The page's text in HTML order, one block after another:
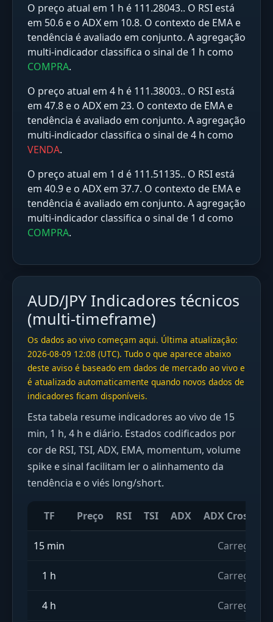
O preço atual em 1 h é 111.28043.. O RSI está
em 50.6 e o ADX em 10.8. O contexto de EMA e
tendência é avaliado em conjunto. A agregação
multi‑indicador classifica o sinal de 1 h como
COMPRA.
O preço atual em 4 h é 111.38003.. O RSI está
em 47.8 e o ADX em 23. O contexto de EMA e
tendência é avaliado em conjunto. A agregação
multi‑indicador classifica o sinal de 4 h como
VENDA.
O preço atual em 1 d é 111.51135.. O RSI está
em 40.9 e o ADX em 37.7. O contexto de EMA e
tendência é avaliado em conjunto. A agregação
multi‑indicador classifica o sinal de 1 d como
COMPRA.
AUD/JPY Indicadores técnicos
(multi-timeframe)
Os dados ao vivo começam aqui. Última atualização:
2026-08-09 12:08 (UTC). Tudo o que aparece abaixo
deste aviso é baseado em dados de mercado ao vivo e
é atualizado automaticamente quando novos dados de
indicadores ficam disponíveis.
Esta tabela resume indicadores ao vivo de 15
min, 1 h, 4 h e diário. Estados codificados por
cor de RSI, TSI, ADX, EMA, momentum, volume
spike e sinal facilitam ler o alinhamento da
tendência e o viés long/short.
TF Preço RSI TSI ADX ADX Cross
15 min
1 h
4 h